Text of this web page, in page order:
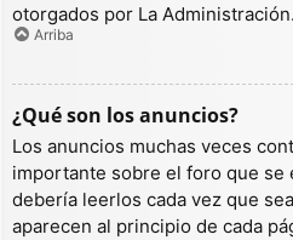
otorgados por La Administración.
Arriba
¿Qué son los anuncios?
Los anuncios muchas veces
importante sobre el foro que se
debería leerlos cada vez que
aparecen al principio de cada